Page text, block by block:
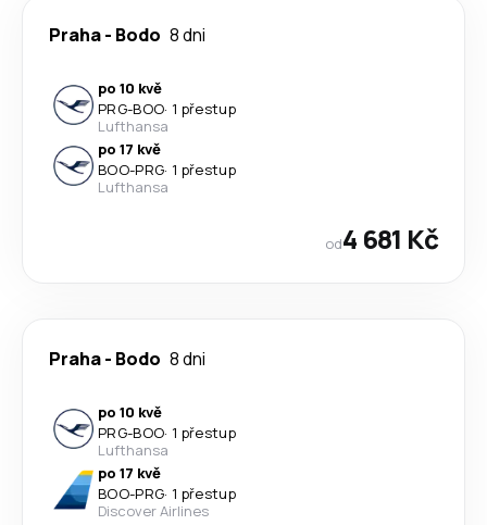
Praha- Bodo 8 dni
po 10 kvě
PRG-BOO· 1 přestup
Lufthansa
po 17 kvě
BOO-PRG· 1 přestup
Lufthansa
od4 681 Kč
Praha- Bodo 8 dni
po 10 kvě
PRG-BOO· 1 přestup
Lufthansa
po 17 kvě
BOO-PRG· 1 přestup
Discover Airlines